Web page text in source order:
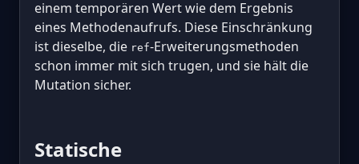
einem temporären Wert wie dem Ergebnis
eines Methodenaufrufs. Diese Einschränkung
ist dieselbe, die ref-Erweiterungsmethoden
schon immer mit sich trugen, und sie hält die
Mutation sicher.
Statische